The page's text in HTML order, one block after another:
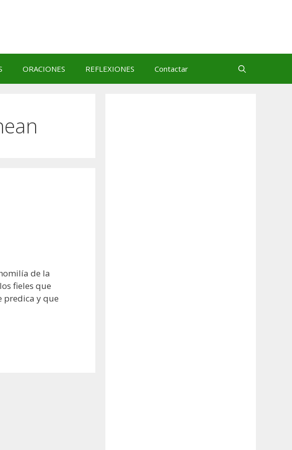
ORACIONES REFLEXIONES Contactar
de la
fieles que
predica y que